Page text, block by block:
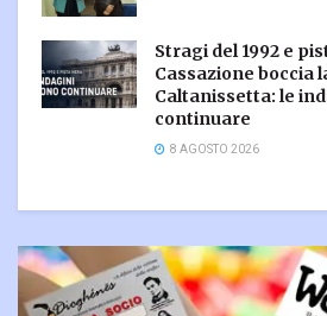
Stragi del 1992 e
Cassazione boccia
Caltanissetta: le
continuare
8 AGOSTO 2026